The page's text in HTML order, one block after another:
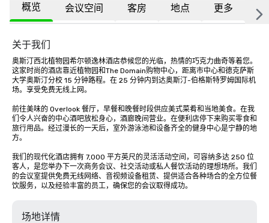
概览 会议空间 客房 地点 更多 常
关于我们
奥斯汀西北植物园希尔顿逸林酒店恭候您的光临，热情的巧克力曲奇等着您。
这家时尚的酒店靠近植物园和The Domain购物中心，距离市中心和德克萨斯
大学奥斯汀分校 15 分钟路程。在 25 分钟内到达奥斯汀-伯格斯特罗姆国际机
场。享受免费无线上网。
前往美味的 Overlook 餐厅，早餐和晚餐时段供应美式菜肴和当地美食。在我
们令人兴奋的中心酒吧放松身心，酒廊晚间营业。在便利店停下来购买零食和
旅行用品。经过漫长的一天后，室外游泳池和设备齐全的健身中心是宁静的地
方。
我们的现代化酒店拥有 7,000 平方英尺的灵活活动空间，可容纳多达 250 位
客人，是您举办下一次商务会议、社交活动或私人餐饮活动的理想场所。我们
的会议室提供免费无线网络、音视频设备租赁、提供适合各种场合的全方位餐
饮服务，以及经验丰富的员工，确保您的会议取得成功。
场地详情